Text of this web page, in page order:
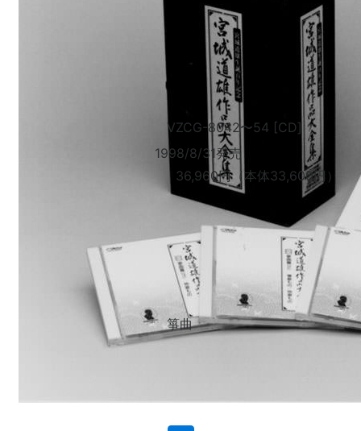
VZCG-8042〜54 [CD]
1998/8/31発売
36,960円（本体33,600円）
箏曲